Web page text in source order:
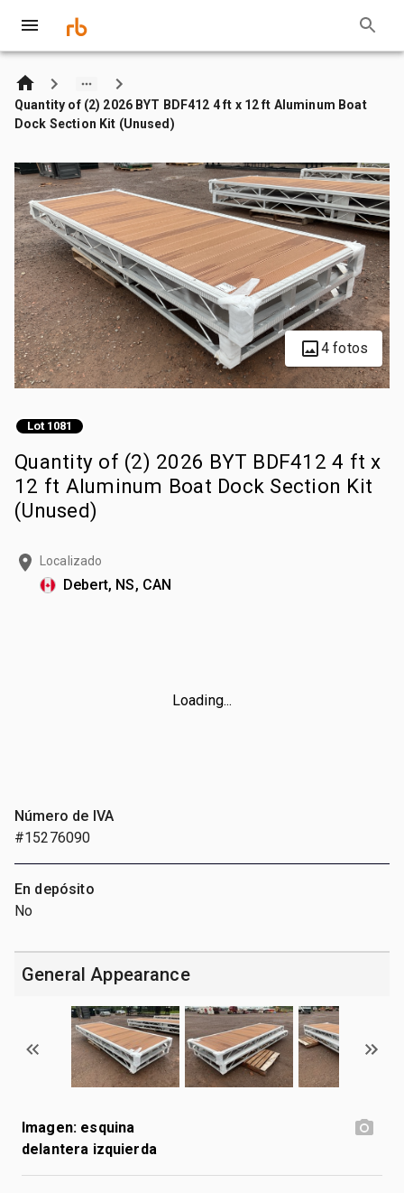
Quantity of (2) 2026 BYT BDF412 4 ft x 12 ft Aluminum Boat
Dock Section Kit (Unused)
4 fotos
Lot 1081
Quantity of (2) 2026 BYT BDF412 4 ft x
12 ft Aluminum Boat Dock Section Kit
(Unused)
Localizado
Debert, NS, CAN
Loading...
Número de IVA
#15276090
En depósito
No
General Appearance
Imagen: esquina
delantera izquierda